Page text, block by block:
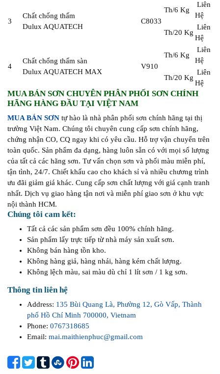
3
Chất chống thấm
Dulux AQUATECH
C8033
Th/6 Kg
Liên
Hệ
Th/20 Kg
Liên
Hệ
4
Chất chống thấm sàn
Dulux AQUATECH MAX
V910
Th/6 Kg
Liên
Hệ
Th/20 Kg
Liên
Hệ
MUA BÁN SƠN CHUYÊN PHÂN PHỐI SƠN CHÍNH
HÃNG HÀNG ĐẦU TẠI VIỆT NAM
MUA BÁN SƠN tự hào là nhà phân phối sơn chính hãng tại thị
trường Việt Nam. Chúng tôi chuyên cung cấp sơn chính hãng,
chứng nhận CO, CQ ngay khi có yêu cầu. Hỗ trợ vận chuyển trên
toàn quốc. Sản phẩm đa dạng, hàng luôn sẵn có với mọi số lượng
của tất cả các hãng sơn. Tư vấn chọn sơn và phối màu miễn phí,
tận tình, 24/7. Chiết khấu cao cho khách sỉ và nhiều chương trình
ưu đãi giảm giá khác. Cung cấp sơn chất lượng với giá cạnh tranh
nhất. Dịch vụ giao hàng tận nơi và miễn phí giao sơn ở khu vực
nội thành HCM.
Chúng tôi cam kết:
Tất cả các sản phẩm sơn đều 100% chính hãng.
Sản phẩm lấy trực tiếp từ nhà máy sản xuất sơn.
Không bán hàng tồn kho.
Không hàng giả, hàng nhái, hàng kém chất lượng.
Không lệch màu, sai màu dù chỉ 1 lít sơn / 1 kg sơn.
Thông tin liên hệ
Address: 135 Bùi Quang Là, Phường 12, Gò Vấp, Thành
phố Hồ Chí Minh 700000, Vietnam
Phone: 0767318685
Email: mai.maithienphuc@gmail.com